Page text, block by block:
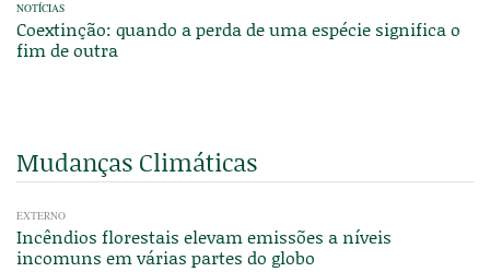
NOTÍCIAS
Coextinção: quando a perda de uma espécie significa o
fim de outra
Mudanças Climáticas
EXTERNO
Incêndios florestais elevam emissões a níveis
incomuns em várias partes do globo